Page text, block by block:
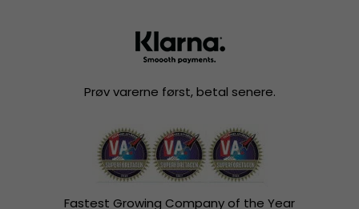
Prøv varerne først, betal senere.
Fastest Growing Company of the Year